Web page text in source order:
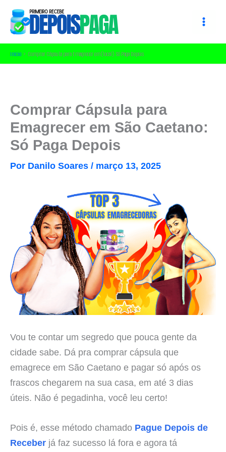
para
conteúdo
Início Comprar Cápsula para Emagrecer em [local]: Só Paga Depois
Comprar Cápsula para
Emagrecer em São Caetano:
Só Paga Depois
Por Danilo Soares / março 13, 2025
Vou te contar um segredo que pouca gente da
cidade sabe. Dá pra comprar cápsula que
emagrece em São Caetano e pagar só após os
frascos chegarem na sua casa, em até 3 dias
úteis. Não é pegadinha, você leu certo!
Pois é, esse método chamado Pague Depois de
Receber já faz sucesso lá fora e agora tá